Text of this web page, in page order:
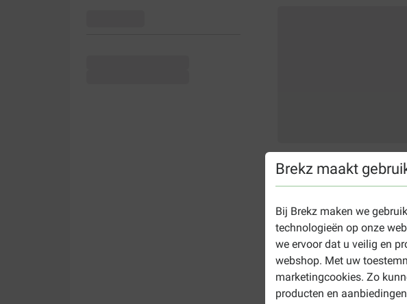
Brekz maakt
Bij Brekz maken we
technologieën op onze
we ervoor dat u veilig en
webshop. Met uw
marketingcookies. Zo
producten en